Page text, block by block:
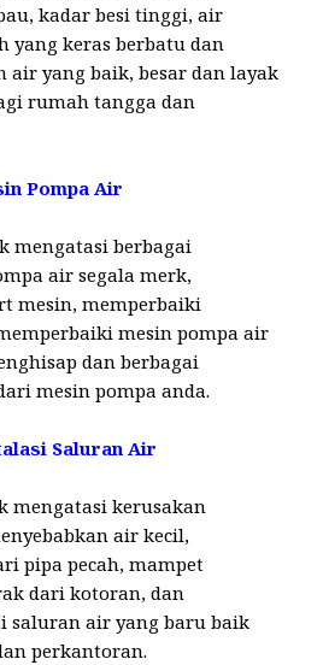
kadar besi tinggi, air
yang keras berbatu dan
air yang baik, besar dan layak
rumah tangga dan
Pompa Air
mengatasi berbagai
air segala merk,
mesin, memperbaiki
mesin pompa air
dan berbagai
mesin pompa anda.
Saluran Air
mengatasi kerusakan
air kecil,
pipa pecah, mampet
dari kotoran, dan
saluran air yang baru baik
perkantoran.